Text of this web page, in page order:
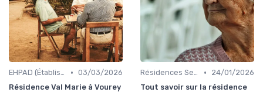
EHPAD (Établissements d'Hébergement pour Personnes Âgées Dépendantes) • 03/03/2026
Résidence Val Marie à Vourey
Résidences Services Seniors •
24/01/2026
Tout savoir sur la résidence